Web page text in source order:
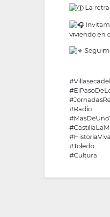
La
viviendo en
#Radio
#HistoriaViva
#Toledo
#Cultura